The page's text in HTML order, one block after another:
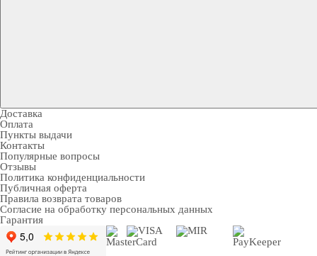
Доставка
Оплата
Пункты выдачи
Контакты
Популярные вопросы
Отзывы
Политика конфиденциальности
Публичная оферта
Правила возврата товаров
Согласие на обработку персональных данных
Гарантия